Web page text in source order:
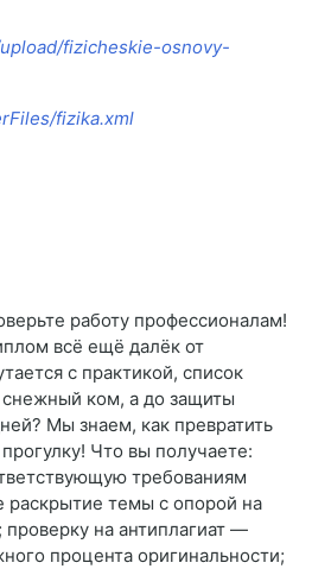
fizicheskie-osnovy-
fizika.xml
работу профессионалам!
всё ещё далёк от
с практикой, список
снежный ком, а до защиты
Мы знаем, как превратить
Что вы получаете:
требованиям
раскрытие темы с опорой на
на антиплагиат —
процента оригинальности;